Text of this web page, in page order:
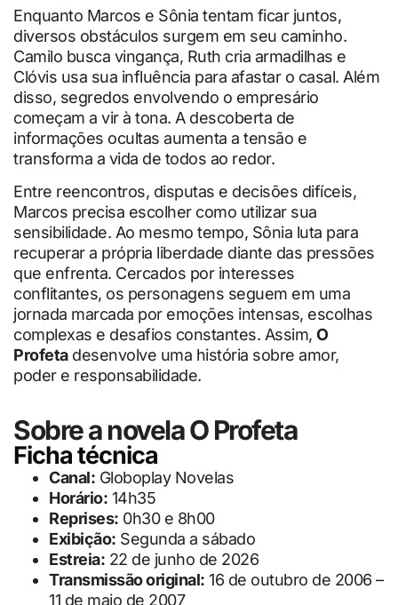
Enquanto Marcos e Sônia tentam ficar juntos,
diversos obstáculos surgem em seu caminho.
Camilo busca vingança, Ruth cria armadilhas e
Clóvis usa sua influência para afastar o casal. Além
disso, segredos envolvendo o empresário
começam a vir à tona. A descoberta de
informações ocultas aumenta a tensão e
transforma a vida de todos ao redor.
Entre reencontros, disputas e decisões difíceis,
Marcos precisa escolher como utilizar sua
sensibilidade. Ao mesmo tempo, Sônia luta para
recuperar a própria liberdade diante das pressões
que enfrenta. Cercados por interesses
conflitantes, os personagens seguem em uma
jornada marcada por emoções intensas, escolhas
complexas e desafios constantes. Assim, O
Profetadesenvolve uma história sobre amor,
poder e responsabilidade.
Sobre a novela O Profeta
Ficha técnica
Canal: Globoplay Novelas
Horário: 14h35
Reprises: 0h30 e 8h00
Exibição: Segunda a sábado
Estreia: 22 de junho de 2026
Transmissão original: 16 de outubro de 2006 –
11 de maio de 2007